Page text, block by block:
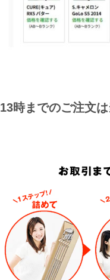
13時までのご注文